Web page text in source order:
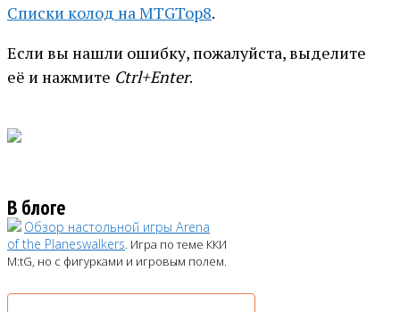
Списки колод на MTGTop8.
Если вы нашли ошибку, пожалуйста, выделите
её и нажмите Ctrl+Enter.
В блоге
Обзор настольной игры Arena
of the Planeswalkers. Игра по теме ККИ
M:tG, но с фигурками и игровым полем.